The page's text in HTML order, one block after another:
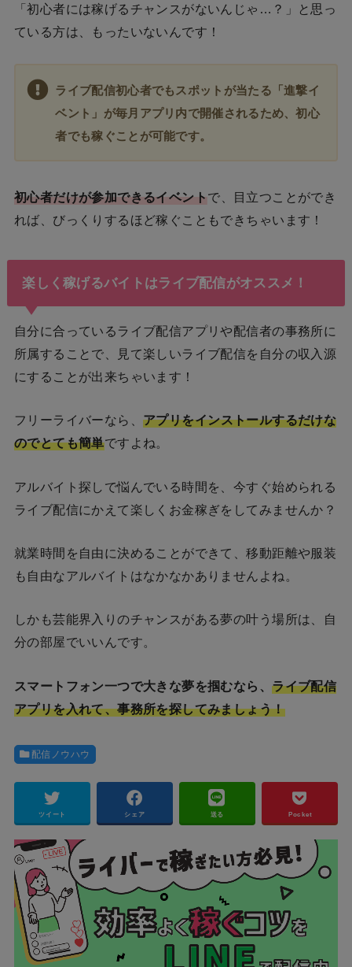
「初心者には稼げるチャンスがないんじゃ…？」と思っ
ている方は、もったいないんです！
ライブ配信初心者でもスポットが当たる「進撃イ
ベント」が毎月アプリ内で開催されるため、初心
者でも稼ぐことが可能です。
初心者だけが参加できるイベント で、目立つことができ
れば、びっくりするほど稼ぐこともできちゃいます！
楽しく稼げるバイトはライブ配信がオススメ！
自分に合っているライブ配信アプリや配信者の事務所に
所属することで、見て楽しいライブ配信を自分の収入源
にすることが出来ちゃいます！
フリーライバーなら、アプリをインストールするだけな
のでとても簡単ですよね。
アルバイト探しで悩んでいる時間を、今すぐ始められる
ライブ配信にかえて楽しくお金稼ぎをしてみませんか？
就業時間を自由に決めることができて、移動距離や服装
も自由なアルバイトはなかなかありませんよね。
しかも芸能界入りのチャンスがある夢の叶う場所は、自
分の部屋でいいんです。
スマートフォン一つで大きな夢を掴むなら、ライブ配信
アプリを入れて、事務所を探してみましょう！
配信ノウハウ
ツイート シェア 送る Pocket